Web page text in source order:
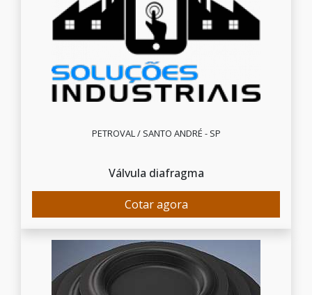
PETROVAL / SANTO ANDRÉ - SP
Válvula diafragma
Cotar agora